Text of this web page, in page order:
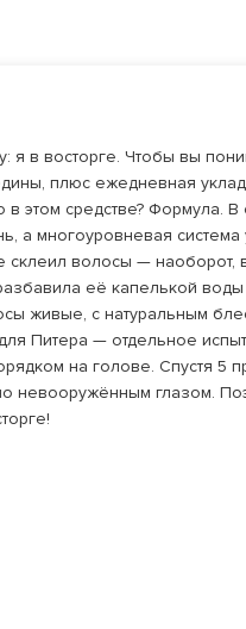
я в восторге. Чтобы вы
плюс ежедневная
в этом средстве? Формула.
а многоуровневая
волосы — наоборот,
её капелькой
живые, с натуральным
Питера — отдельное
на голове. Спустя 5
невооружённым глазом.